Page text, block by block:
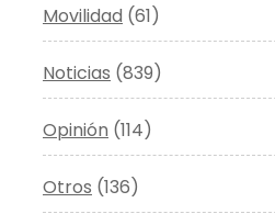
Movilidad (61)
Noticias (839)
Opinión (114)
Otros (136)